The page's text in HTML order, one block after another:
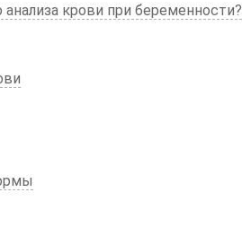
крови при беременности?